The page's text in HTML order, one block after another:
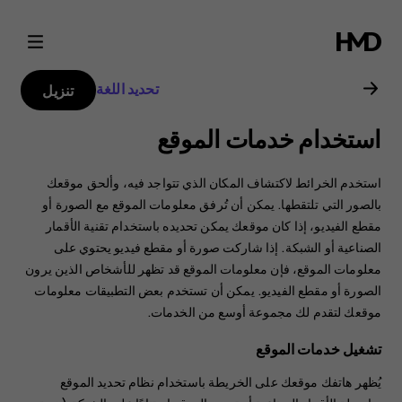
دليل
مستخدم
هاتف
Nokia
6.2
تحديد اللغة تنزيل
استخدام خدمات الموقع
استخدم الخرائط لاكتشاف المكان الذي تتواجد فيه، وألحق موقعك
بالصور التي تلتقطها. يمكن أن تُرفق معلومات الموقع مع الصورة أو
مقطع الفيديو، إذا كان موقعك يمكن تحديده باستخدام تقنية الأقمار
الصناعية أو الشبكة. إذا شاركت صورة أو مقطع فيديو يحتوي على
معلومات الموقع، فإن معلومات الموقع قد تظهر للأشخاص الذين يرون
الصورة أو مقطع الفيديو. يمكن أن تستخدم بعض التطبيقات معلومات
موقعك لتقدم لك مجموعة أوسع من الخدمات.
تشغيل خدمات الموقع
يُظهر هاتفك موقعك على الخريطة باستخدام نظام تحديد الموقع